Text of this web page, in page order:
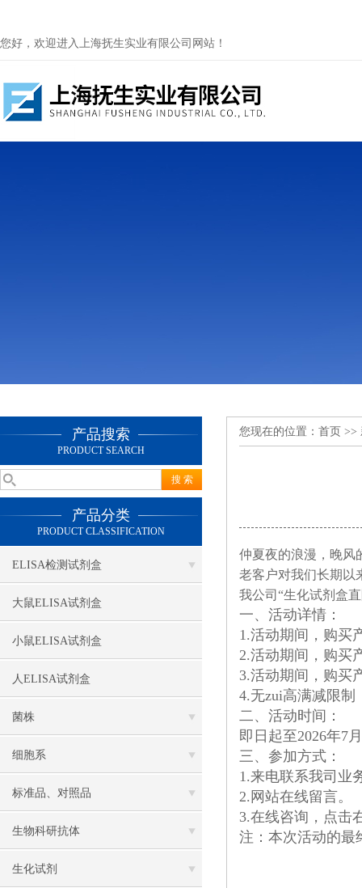
您好，欢迎进入上海抚生实业有限公司网站！
产品搜索
PRODUCT SEARCH
产品分类
PRODUCT CLASSIFICATION
ELISA检测试剂盒
大鼠ELISA试剂盒
小鼠ELISA试剂盒
人ELISA试剂盒
菌株
细胞系
标准品、对照品
生物科研抗体
生化试剂
您现在的位置： 首页 >>
仲夏夜的浪漫，晚风
老客户对我们长期以
我公司“生化试剂盒
一、活动详情：
1.活动期间，购买
2.活动期间，购买
3.活动期间，购买
4.无zui高满减限
二、活动时间：
即日起至2026年7
三、参加方式：
1.来电联系我司业
2.网站在线留言。
3.在线咨询，点击
注：本次活动的